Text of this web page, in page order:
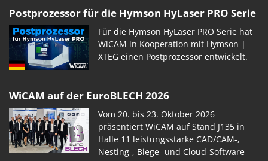
Postprozessor für die Hymson HyLaser PRO Serie
Für die Hymson HyLaser PRO Serie hat
WiCAM in Kooperation mit Hymson |
XTEG einen Postprozessor entwickelt.
WiCAM auf der EuroBLECH 2026
Vom 20. bis 23. Oktober 2026
präsentiert WiCAM auf Stand J135 in
Halle 11 leistungsstarke CAD/CAM-,
Nesting-, Biege- und Cloud-Software